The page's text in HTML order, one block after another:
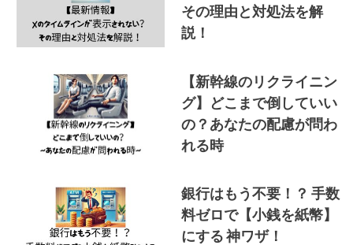
その理由と対処法を解
説！
【新幹線のリクライニン
グ】どこまで倒していい
の？あなたの配慮が問わ
れる時
銀行はもう不要！？ 手数
料ゼロで【小銭を紙幣】
にする 神ワザ！